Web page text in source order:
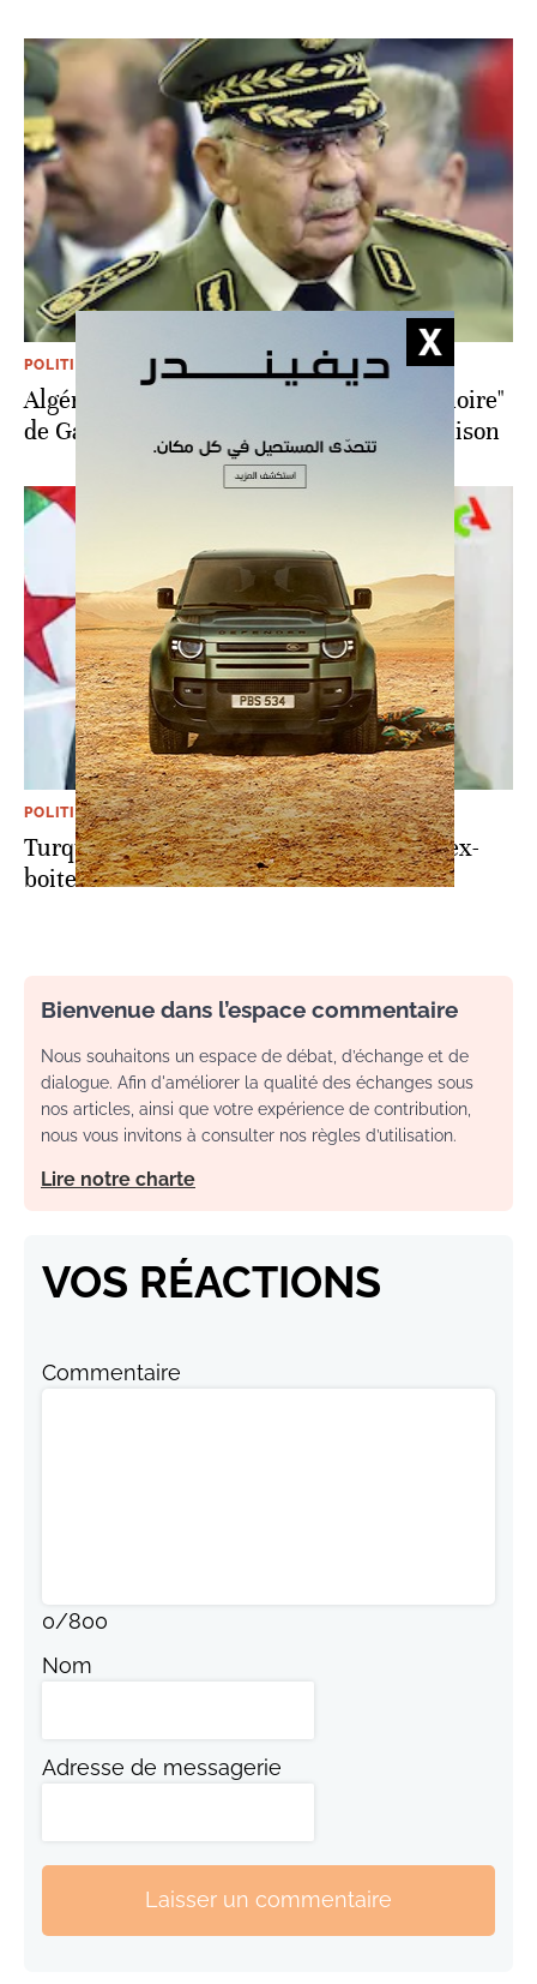
POLITIQUE
Algérie: Guermit Bounouira, l'ex-"boîte noire"
de Gaïd Salah, poursuivi pour haute trahison
POLITIQUE
Turquie-Algérie: Ankara remet à Alger l'ex-
boite noire de Gaïd Salah
Bienvenue dans l’espace commentaire
Nous souhaitons un espace de débat, d’échange et de
dialogue. Afin d'améliorer la qualité des échanges sous
nos articles, ainsi que votre expérience de contribution,
nous vous invitons à consulter nos règles d’utilisation.
Lire notre charte
VOS RÉACTIONS
Commentaire
0/800
Nom
Adresse de messagerie
Laisser un commentaire